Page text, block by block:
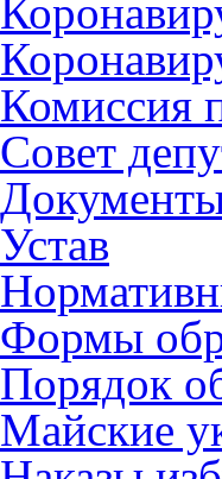
Комиссия
Совет
Устав
Формы
Порядок
Майские